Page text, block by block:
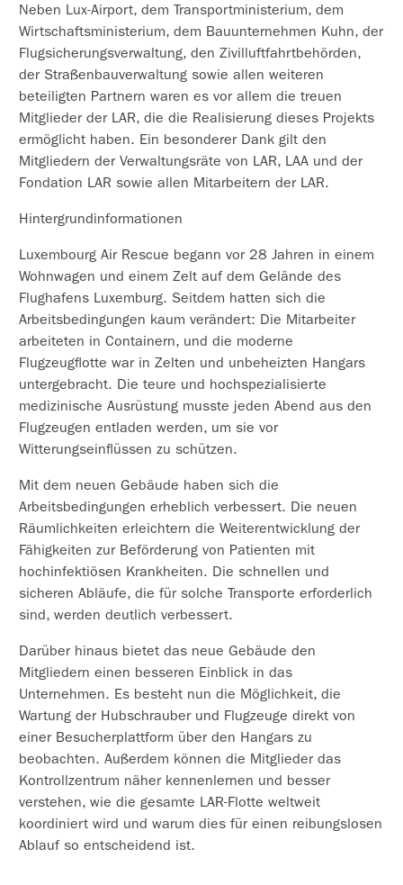
Neben Lux-Airport, dem Transportministerium, dem
Wirtschaftsministerium, dem Bauunternehmen Kuhn, der
Flugsicherungsverwaltung, den Zivilluftfahrtbehörden,
der Straßenbauverwaltung sowie allen weiteren
beteiligten Partnern waren es vor allem die treuen
Mitglieder der LAR, die die Realisierung dieses Projekts
ermöglicht haben. Ein besonderer Dank gilt den
Mitgliedern der Verwaltungsräte von LAR, LAA und der
Fondation LAR sowie allen Mitarbeitern der LAR.
Hintergrundinformationen
Luxembourg Air Rescue begann vor 28 Jahren in einem
Wohnwagen und einem Zelt auf dem Gelände des
Flughafens Luxemburg. Seitdem hatten sich die
Arbeitsbedingungen kaum verändert: Die Mitarbeiter
arbeiteten in Containern, und die moderne
Flugzeugflotte war in Zelten und unbeheizten Hangars
untergebracht. Die teure und hochspezialisierte
medizinische Ausrüstung musste jeden Abend aus den
Flugzeugen entladen werden, um sie vor
Witterungseinflüssen zu schützen.
Mit dem neuen Gebäude haben sich die
Arbeitsbedingungen erheblich verbessert. Die neuen
Räumlichkeiten erleichtern die Weiterentwicklung der
Fähigkeiten zur Beförderung von Patienten mit
hochinfektiösen Krankheiten. Die schnellen und
sicheren Abläufe, die für solche Transporte erforderlich
sind, werden deutlich verbessert.
Darüber hinaus bietet das neue Gebäude den
Mitgliedern einen besseren Einblick in das
Unternehmen. Es besteht nun die Möglichkeit, die
Wartung der Hubschrauber und Flugzeuge direkt von
einer Besucherplattform über den Hangars zu
beobachten. Außerdem können die Mitglieder das
Kontrollzentrum näher kennenlernen und besser
verstehen, wie die gesamte LAR-Flotte weltweit
koordiniert wird und warum dies für einen reibungslosen
Ablauf so entscheidend ist.